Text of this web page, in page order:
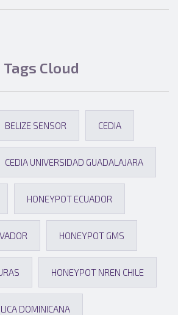
Tags Cloud
BELIZE SENSOR CEDIA
CEDIA UNIVERSIDAD GUADALAJARA
HONEYPOT ECUADOR
HONEYPOT GMS
HONEYPOT NREN CHILE
DOMINICANA